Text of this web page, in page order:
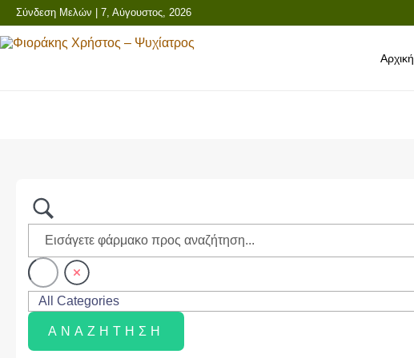
Σύνδεση Μελών | 7, Αύγουστος, 2026
Αρχική